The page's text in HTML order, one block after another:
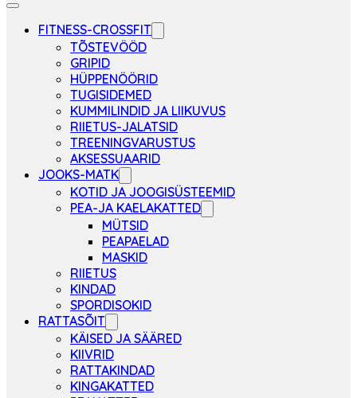
FITNESS-CROSSFIT
TÕSTEVÖÖD
GRIPID
HÜPPENÖÖRID
TUGISIDEMED
KUMMILINDID JA LIIKUVUS
RIIETUS-JALATSID
TREENINGVARUSTUS
AKSESSUAARID
JOOKS-MATK
KOTID JA JOOGISÜSTEEMID
PEA-JA KAELAKATTED
MÜTSID
PEAPAELAD
MASKID
RIIETUS
KINDAD
SPORDISOKID
RATTASÕIT
KÄISED JA SÄÄRED
KIIVRID
RATTAKINDAD
KINGAKATTED